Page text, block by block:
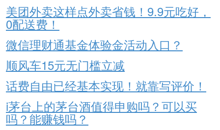
美团外卖这样点外卖省钱！9.9元吃好，
0配送费！
微信理财通基金体验金活动入口？
顺风车15元无门槛立减
话费自由已经基本实现！就靠写评价！
i茅台上的茅台酒值得申购吗？可以买
吗？能赚钱吗？